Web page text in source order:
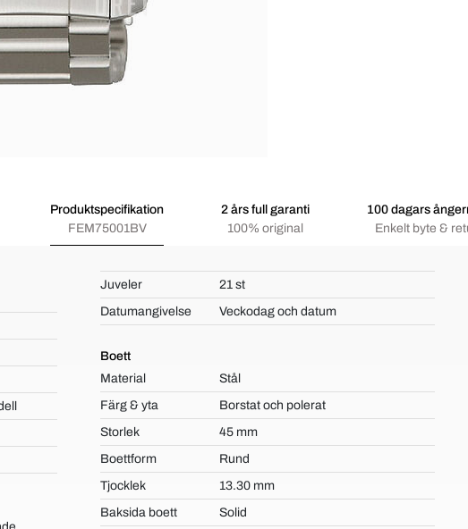
Produktspecifikation
FEM75001BV
2 års full garanti
100% original
100 dagars
Enkelt byte &
Juveler
21 st
Datumangivelse
Veckodag och datum
Boett
Material
Stål
Färg & yta
Borstat och polerat
Storlek
45 mm
Boettform
Rund
Tjocklek
13.30 mm
Baksida boett
Solid